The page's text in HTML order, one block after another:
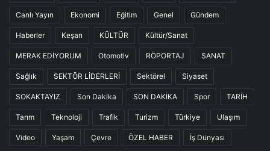
Canlı Yayın Ekonomi Eğitim Genel Gündem
Haberler Keşan KÜLTÜR Kültür/Sanat
MERAK EDİYORUM Otomotiv RÖPORTAJ SANAT
Sağlık SEKTÖR LİDERLERİ Sektörel Siyaset
SOKAKTAYIZ Son Dakika SON DAKİKA Spor TARİH
Tarım Teknoloji Trafik Turizm Türkiye Ulaşım
Video Yaşam Çevre ÖZEL HABER İş Dünyası